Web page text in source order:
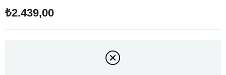
₺2.439,00